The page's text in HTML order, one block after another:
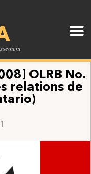
OLRB No.
relations de